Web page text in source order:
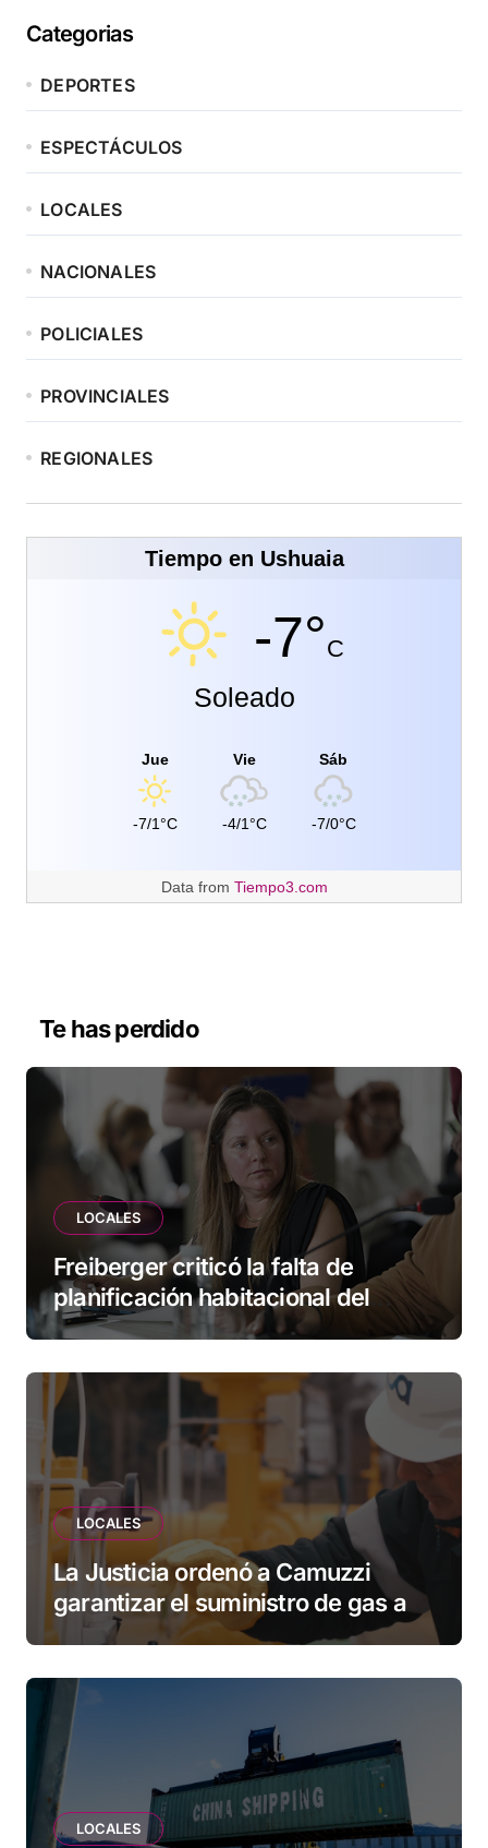
Categorias
DEPORTES
ESPECTÁCULOS
LOCALES
NACIONALES
POLICIALES
PROVINCIALES
REGIONALES
Tiempo en Ushuaia
-7°C
Soleado
Jue
-7/1°C
Vie
-4/1°C
Sáb
-7/0°C
Data from Tiempo3.com
Te has perdido
LOCALES
Freiberger criticó la falta de
planificación habitacional del
Municipio: “Vuoto deja afuera a
esperando”
LOCALES
La Justicia ordenó a Camuzzi
garantizar el suministro de gas a
una familia de Tolhuin
LOCALES